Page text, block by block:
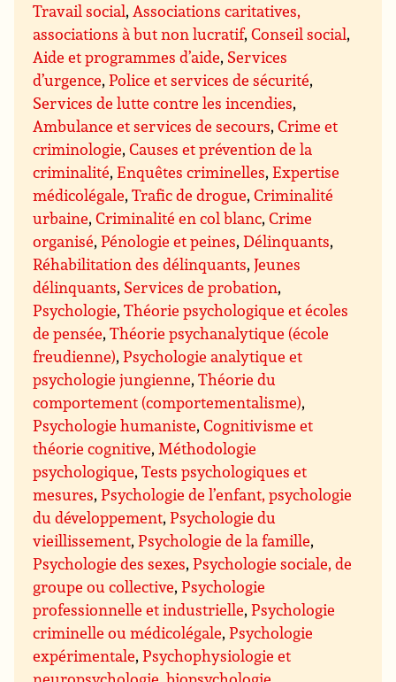
Travail social,Associations caritatives,
associations à but non lucratif,Conseil social,
Aide et programmes d’aide, Services
d’urgence,Police et services de sécurité,
Services de lutte contre les incendies,
Ambulance et services de secours,Crime et
criminologie,Causes et prévention de la
criminalité,Enquêtes criminelles,Expertise
médicolégale,Trafic de drogue,Criminalité
urbaine,Criminalité en col blanc,Crime
organisé,Pénologie et peines,Délinquants,
Réhabilitation des délinquants,Jeunes
délinquants, Services de probation,
Psychologie,Théorie psychologique et écoles
de pensée,Théorie psychanalytique (école
freudienne),Psychologie analytique et
psychologie jungienne,Théorie du
comportement (comportementalisme),
Psychologie humaniste,Cognitivisme et
théorie cognitive,Méthodologie
psychologique,Tests psychologiques et
mesures,Psychologie de l’enfant, psychologie
du développement,Psychologie du
vieillissement,Psychologie de la famille,
Psychologie des sexes,Psychologie sociale, de
groupe ou collective,Psychologie
professionnelle et industrielle,Psychologie
criminelle ou médicolégale,Psychologie
expérimentale,Psychophysiologie et